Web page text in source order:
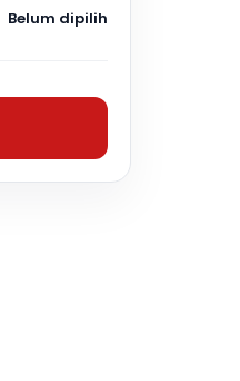
Belum dipilih